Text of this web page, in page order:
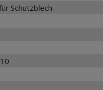
Schutzblech